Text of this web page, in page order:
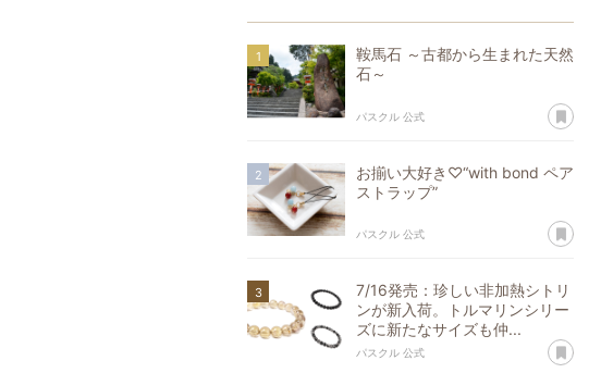
鞍馬石 ～古都から生まれた天然
石～
パスクル 公式 あ
お揃い大好き♡“with bond ペア
ストラップ”
パスクル 公式 あ
7/16発売：珍しい非加熱シトリ
ンが新入荷。トルマリンシリー
ズに新たなサイズも仲...
パスクル 公式 あ